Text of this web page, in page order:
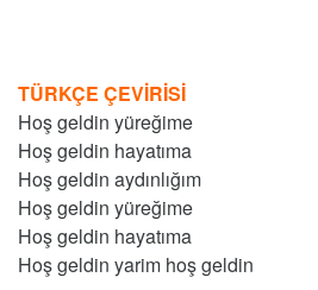
TÜRKÇE ÇEVİRİSİ
Hoş geldin yüreğime
Hoş geldin hayatıma
Hoş geldin aydınlığım
Hoş geldin yüreğime
Hoş geldin hayatıma
Hoş geldin yarim hoş geldin